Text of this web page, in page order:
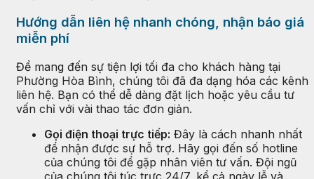
Hướng dẫn liên hệ nhanh chóng, nhận báo giá
miễn phí
Để mang đến sự tiện lợi tối đa cho khách hàng tại
Phường Hòa Bình, chúng tôi đã đa dạng hóa các kênh
liên hệ. Bạn có thể dễ dàng đặt lịch hoặc yêu cầu tư
vấn chỉ với vài thao tác đơn giản.
Gọi điện thoại trực tiếp: Đây là cách nhanh nhất
để nhận được sự hỗ trợ. Hãy gọi đến số hotline
của chúng tôi để gặp nhân viên tư vấn. Đội ngũ
của chúng tôi túc trực 24/7, kể cả ngày lễ và